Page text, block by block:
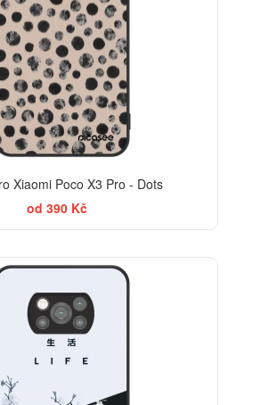
Xiaomi Poco X3 Pro - Dots
od 390 Kč